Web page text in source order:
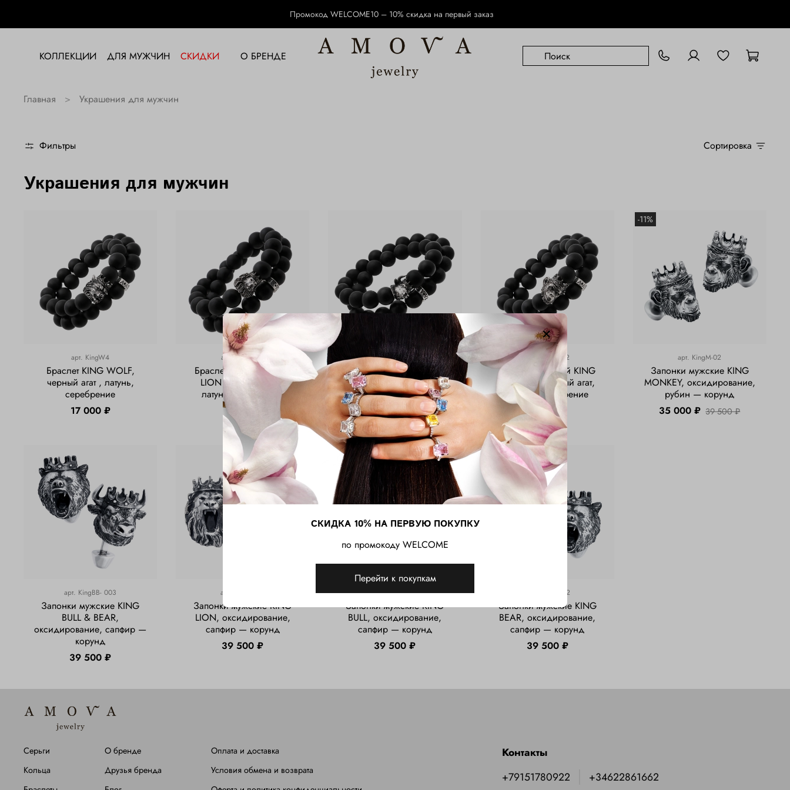
Промокод WELCOME10 – 10% скидка на первый заказ
КОЛЛЕКЦИИ ДЛЯ МУЖЧИН СКИДКИ О БРЕНДЕ
Главная Украшения для мужчин
Фильтры Сортировка
Украшения для мужчин
арт. KingW4
Браслет KING WOLF,
черный агат , латунь,
серебрение
17 000 ₽
арт.KingLion1
Браслет мужской KING
LION , черный агат ,
латунь, серебрение
17 000 ₽
арт.KingB3
Браслет мужской KING
BULL, черный агат, латунь,
серебрение
17 000 ₽
арт. KingMnk2
Браслет мужской KING
MONKEY, черный агат,
латунь, серебрение
17 000 ₽
-11%
арт. KingM-02
Запонки мужские KING
MONKEY, оксидирование,
рубин — корунд
35 000 ₽ 39 500 ₽
арт. KingBB- 003
Запонки мужские KING
BULL & BEAR,
оксидирование, сапфир —
корунд
39 500 ₽
арт.
Запонки мужские KING
LION, оксидирование,
сапфир — корунд
39 500 ₽
арт.KingB- 001
Запонки мужские KING
BULL, оксидирование,
сапфир — корунд
39 500 ₽
KingB-002
Запонки мужские KING
BEAR, оксидирование,
сапфир — корунд
39 500 ₽
Серьги
Кольца
О бренде
Друзья бренда
Оплата и доставка
Условия обмена и возврата
Контакты
+79151780922
+34622861662
СКИДКА 10% НА ПЕРВУЮ ПОКУПКУ
по промокоду WELCOME
Перейти к покупкам